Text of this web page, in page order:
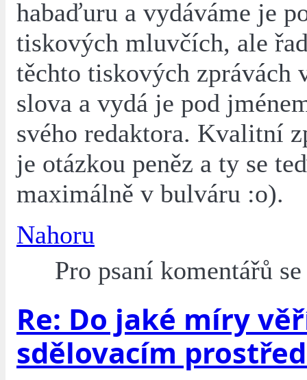
habaďuru a vydáváme je
tiskových mluvčích, ale
těchto tiskových zprávách
slova a vydá je pod
svého redaktora. Kvalitní
je otázkou peněz a ty se
maximálně v bulváru :o).
Nahoru
Pro psaní komentářů
Re: Do jaké míry
sdělovacím